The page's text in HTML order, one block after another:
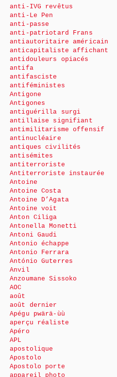
anti-IVG revêtus
anti-Le Pen
anti-passe
anti-patriotard Frans
antiautoritaire américain
anticapitaliste affichant
antidouleurs opiacés
antifa
antifasciste
antiféministes
Antigone
Antigones
antiguérilla surgi
antillaise signifiant
antimilitarisme offensif
antinucléaire
antiques civilités
antisémites
antiterroriste
Antiterroriste instaurée
Antoine
Antoine Costa
Antoine D’Agata
Antoine voit
Anton Ciliga
Antonella Monetti
Antoni Gaudi
Antonio échappe
Antonio Ferrara
António Guterres
Anvil
Anzoumane Sissoko
AOC
août
août dernier
Apégu pwärä-ùù
aperçu réaliste
Apéro
APL
apostolique
Apostolo
Apostolo porte
appareil photo